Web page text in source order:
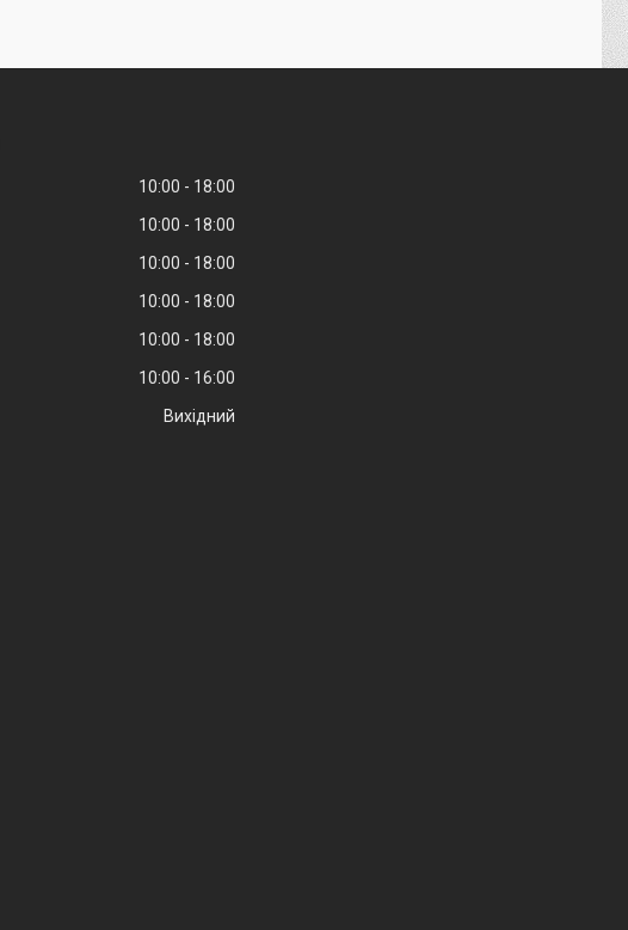
10:00
18:00
10:00
18:00
10:00
18:00
10:00
18:00
10:00
18:00
10:00
16:00
Вихідний